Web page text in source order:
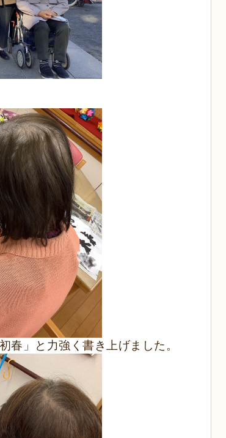
春」と力強く書き上げました。